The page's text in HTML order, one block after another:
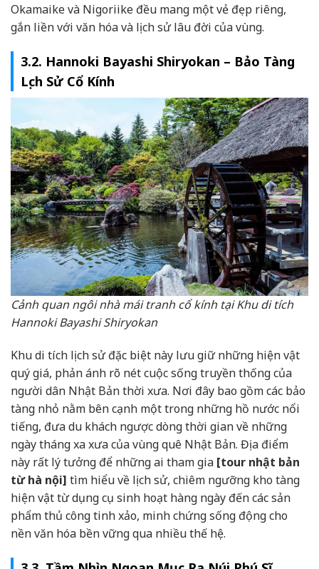
Okamaike và Nigoriike đều mang một vẻ đẹp riêng,
gắn liền với văn hóa và lịch sử lâu đời của vùng.
3.2. Hannoki Bayashi Shiryokan – Bảo Tàng
Lịch Sử Cổ Kính
Cảnh quan ngôi nhà mái tranh cổ kính tại Khu di tích
Hannoki Bayashi Shiryokan
Khu di tích lịch sử đặc biệt này lưu giữ những hiện vật
quý giá, phản ánh rõ nét cuộc sống truyền thống của
người dân Nhật Bản thời xưa. Nơi đây bao gồm các bảo
tàng nhỏ nằm bên cạnh một trong những hồ nước nổi
tiếng, đưa du khách ngược dòng thời gian về những
ngày tháng xa xưa của vùng quê Nhật Bản. Địa điểm
này rất lý tưởng để những ai tham gia [tour nhật bản
từ hà nội] tìm hiểu về lịch sử, chiêm ngưỡng kho tàng
hiện vật từ dụng cụ sinh hoạt hàng ngày đến các sản
phẩm thủ công tinh xảo, minh chứng sống động cho
nền văn hóa bền vững qua nhiều thế hệ.